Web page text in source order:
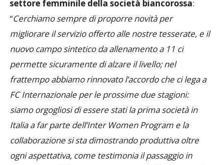
Pianaro illustra infine iprogetti in cantiere per il
settore femminile della società biancorossa
“Cerchiamo sempre di proporre novità per
migliorare il servizio offerto alle nostre tesserate, e il
nuovo campo sintetico da allenamento a 11 ci
permette sicuramente di alzare il livello; nel
frattempo abbiamo rinnovato l’accordo che ci lega a
FC Internazionale per le prossime due stagioni:
siamo orgogliosi di essere stati la prima società in
Italia a far parte dell’Inter Women Program e la
collaborazione si sta dimostrando produttiva oltre